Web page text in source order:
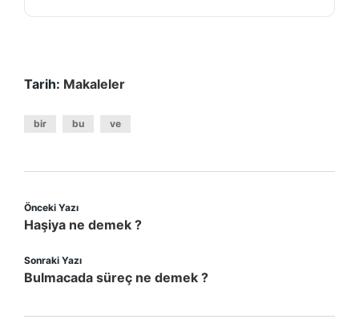
Tarih: Makaleler
bir bu ve
Önceki Yazı
Haşiya ne demek ?
Sonraki Yazı
Bulmacada süreç ne demek ?